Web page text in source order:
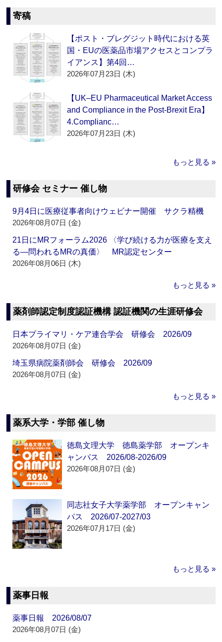
寄稿
【ポスト・ブレグジット時代における英
国・EUの医薬品市場アクセスとコンプラ
イアンス】第4回…
2026年07月23日 (木)
【UK–EU Pharmaceutical Market Access
and Compliance in the Post-Brexit Era】
4.Complianc…
2026年07月23日 (木)
もっと見る »
研修会 セミナー 催し物
9月4日に医療従事者向けウェビナー開催 サクラ精機
2026年08月07日 (金)
21日にMRフォーラム2026 〈学び続ける力が医療を支え
る―問われるMRの真価〉 MR認定センター
2026年08月06日 (木)
もっと見る »
薬剤師認定制度認証機構 認証機関の生涯研修会
日本プライマリ・ケア連合学会 研修会 2026/09
2026年08月07日 (金)
埼玉県病院薬剤師会 研修会 2026/09
2026年08月07日 (金)
もっと見る »
薬系大学・学部 催し物
徳島文理大学 徳島薬学部 オープンキ
ャンパス 2026/08-2026/09
2026年08月07日 (金)
同志社女子大学薬学部 オープンキャン
パス 2026/07-2027/03
2026年07月17日 (金)
もっと見る »
薬事日報
薬事日報 2026/08/07
2026年08月07日 (金)